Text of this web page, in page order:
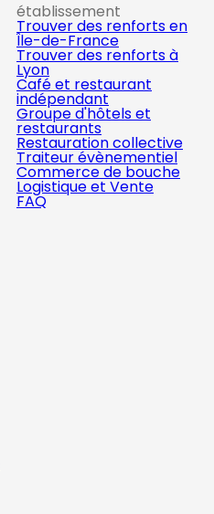
établissement
Trouver des renforts en
Île-de-France
Trouver des renforts à
Lyon
Café et restaurant
indépendant
Groupe d'hôtels et
restaurants
Restauration collective
Traiteur évènementiel
Commerce de bouche
Logistique et Vente
FAQ